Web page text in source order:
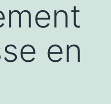
en